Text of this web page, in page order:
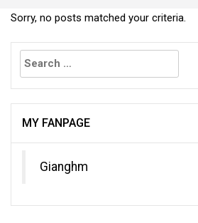
Sorry, no posts matched your criteria.
Search
for:
MY FANPAGE
Gianghm